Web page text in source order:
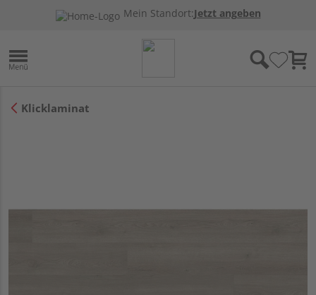
Mein Standort:Jetzt angeben
Klicklaminat